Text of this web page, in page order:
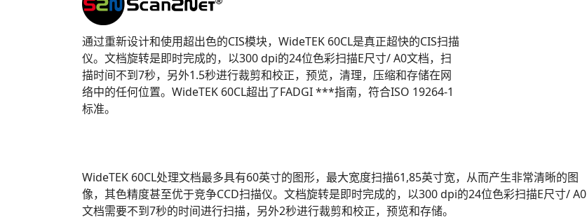
通过重新设计和使用超出色的CIS模块，WideTEK 60CL是真正超快的CIS扫描
仪。文档旋转是即时完成的，以300 dpi的24位色彩扫描E尺寸/ A0文档，扫
描时间不到7秒，另外1.5秒进行裁剪和校正，预览，清理，压缩和存储在网
络中的任何位置。WideTEK 60CL超出了FADGI ***指南，符合ISO 19264-1
标准。
WideTEK 60CL处理文档最多具有60英寸的图形，最大宽度扫描61,85英寸宽，从而产生非常清晰的图
像，其色精度甚至优于竞争CCD扫描仪。文档旋转是即时完成的，以300 dpi的24位色彩扫描E尺寸/ A0
文档需要不到7秒的时间进行扫描，另外2秒进行裁剪和校正，预览和存储。